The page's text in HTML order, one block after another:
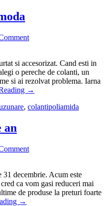
si accesorizat. Cand esti in
o pereche de colanti, un
si ai rezolvat problema. Iarna
→
, colantipoliamida
an
31 decembrie. Acum este
ca vom gasi reduceri mai
de produse la preturi foarte
→